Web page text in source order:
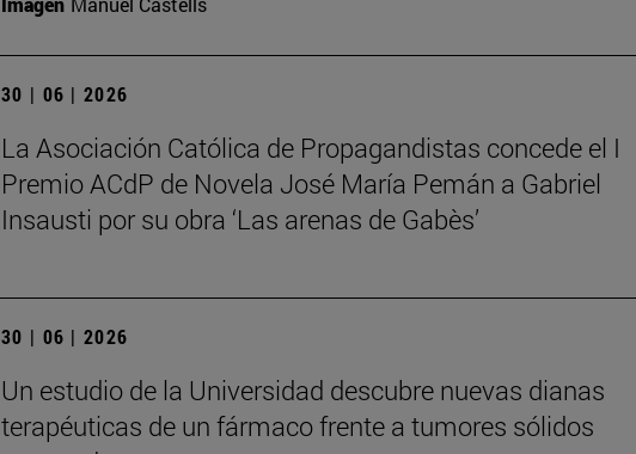
30 | 06 | 2026
La Asociación Católica de Propagandistas concede el I
Premio ACdP de Novela José María Pemán a Gabriel
Insausti por su obra ‘Las arenas de Gabès’
30 | 06 | 2026
Un estudio de la Universidad descubre nuevas dianas
terapéuticas de un fármaco frente a tumores sólidos